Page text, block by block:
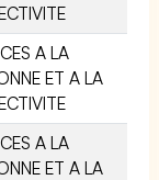
A LA
ET A LA
A LA
ET A LA